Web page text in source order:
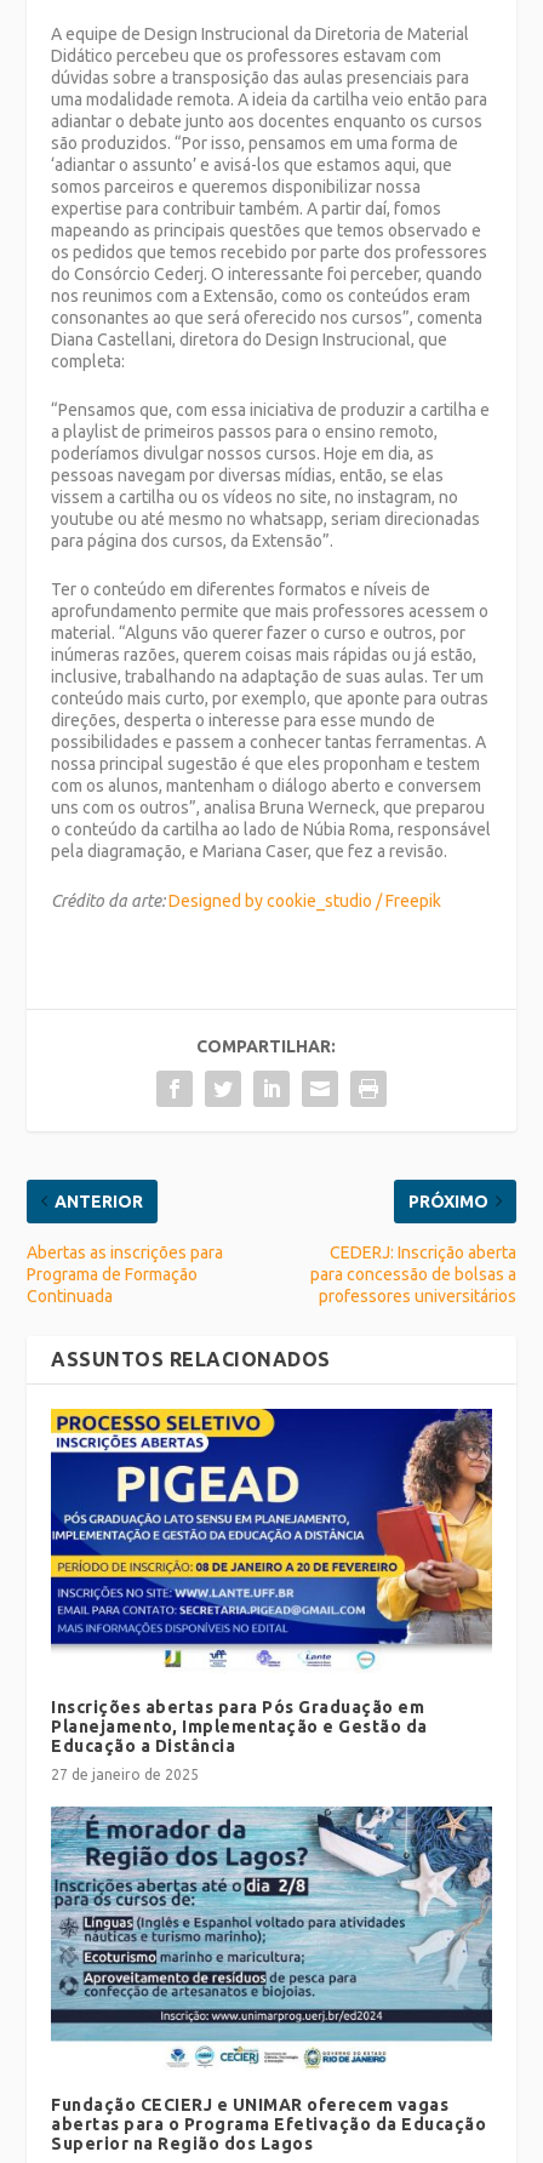
A equipe de Design Instrucional da Diretoria de Material
Didático percebeu que os professores estavam com
dúvidas sobre a transposição das aulas presenciais para
uma modalidade remota. A ideia da cartilha veio então para
adiantar o debate junto aos docentes enquanto os cursos
são produzidos. “Por isso, pensamos em uma forma de
‘adiantar o assunto’ e avisá-los que estamos aqui, que
somos parceiros e queremos disponibilizar nossa
expertise para contribuir também. A partir daí, fomos
mapeando as principais questões que temos observado e
os pedidos que temos recebido por parte dos professores
do Consórcio Cederj. O interessante foi perceber, quando
nos reunimos com a Extensão, como os conteúdos eram
consonantes ao que será oferecido nos cursos”, comenta
Diana Castellani, diretora do Design Instrucional, que
completa:
“Pensamos que, com essa iniciativa de produzir a cartilha e
a playlist de primeiros passos para o ensino remoto,
poderíamos divulgar nossos cursos. Hoje em dia, as
pessoas navegam por diversas mídias, então, se elas
vissem a cartilha ou os vídeos no site, no instagram, no
youtube ou até mesmo no whatsapp, seriam direcionadas
para página dos cursos, da Extensão”.
Ter o conteúdo em diferentes formatos e níveis de
aprofundamento permite que mais professores acessem o
material. “Alguns vão querer fazer o curso e outros, por
inúmeras razões, querem coisas mais rápidas ou já estão,
inclusive, trabalhando na adaptação de suas aulas. Ter um
conteúdo mais curto, por exemplo, que aponte para outras
direções, desperta o interesse para esse mundo de
possibilidades e passem a conhecer tantas ferramentas. A
nossa principal sugestão é que eles proponham e testem
com os alunos, mantenham o diálogo aberto e conversem
uns com os outros”, analisa Bruna Werneck, que preparou
o conteúdo da cartilha ao lado de Núbia Roma, responsável
pela diagramação, e Mariana Caser, que fez a revisão.
Crédito da arte:Designed by cookie_studio / Freepik
COMPARTILHAR:
ANTERIOR
Abertas as inscrições para
Programa de Formação
Continuada
PRÓXIMO
CEDERJ: Inscrição aberta
para concessão de bolsas a
professores universitários
ASSUNTOS RELACIONADOS
Inscrições abertas para Pós Graduação em
Planejamento, Implementação e Gestão da
Educação a Distância
27 de janeiro de 2025
Fundação CECIERJ e UNIMAR oferecem vagas
abertas para o Programa Efetivação da Educação
Superior na Região dos Lagos